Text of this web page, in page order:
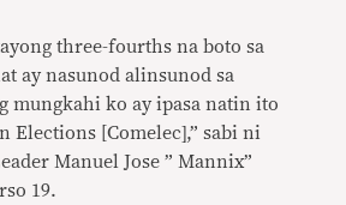
three-fourths na boto sa
ay nasunod alinsunod sa
mungkahi ko ay ipasa natin ito
Elections [Comelec],” sabi ni
Manuel Jose ” Mannix”
19.